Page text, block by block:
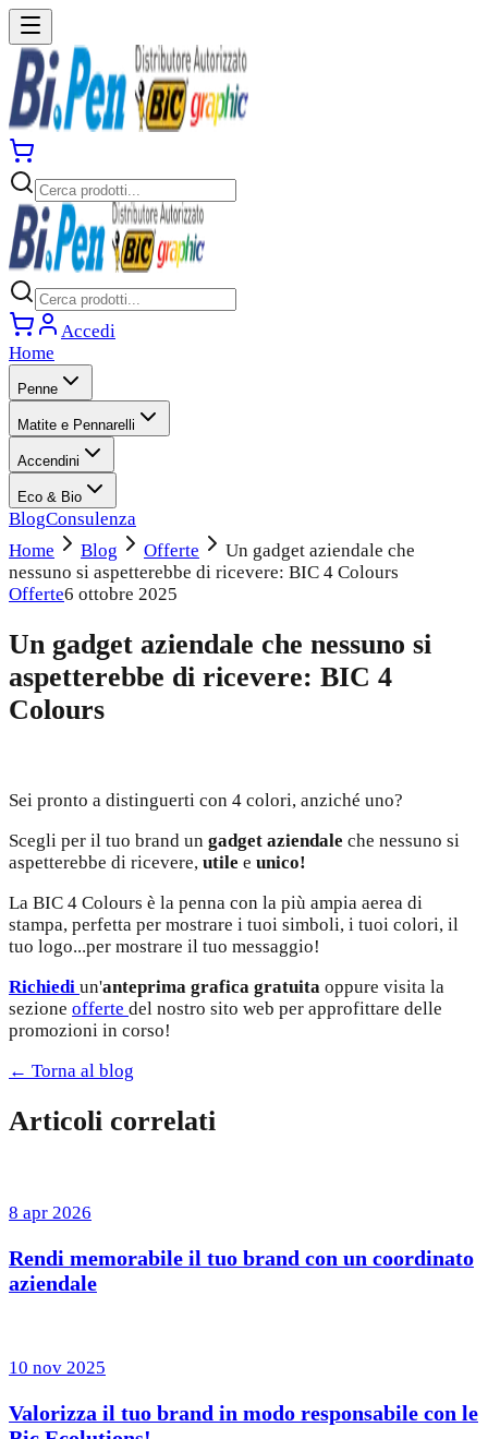
Accedi
Home
Penne
Matite e Pennarelli
Accendini
Eco & Bio
BlogConsulenza
Home
Blog Offerte
Un gadget aziendale che
nessuno si aspetterebbe di ricevere: BIC 4 Colours
Offerte6 ottobre 2025
Un gadget aziendale che nessuno si
aspetterebbe di ricevere: BIC 4
Colours
Sei pronto a distinguerti con 4 colori, anziché uno?
Scegli per il tuo brand un gadget aziendale che nessuno si
aspetterebbe di ricevere, utile e unico!
La BIC 4 Colours è la penna con la più ampia aerea di
stampa, perfetta per mostrare i tuoi simboli, i tuoi colori, il
tuo logo...per mostrare il tuo messaggio!
Richiedi un'anteprima grafica gratuita oppure visita la
sezione offerte del nostro sito web per approfittare delle
promozioni in corso!
← Torna al blog
Articoli correlati
8 apr 2026
Rendi memorabile il tuo brand con un coordinato
aziendale
10 nov 2025
Valorizza il tuo brand in modo responsabile con le